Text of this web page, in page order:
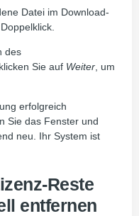
Datei im Download-
des
Sie auf Weiter , um
erfolgreich
Sie das Fenster und
neu. Ihr System ist
Reste
entfernen